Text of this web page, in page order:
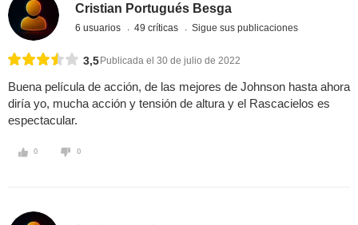
Cristian Portugués Besga
6 usuarios 49 críticas Sigue sus publicaciones
3,5 Publicada el 30 de julio de 2022
Buena película de acción, de las mejores de Johnson hasta ahora
diría yo, mucha acción y tensión de altura y el Rascacielos es
espectacular.
0 0